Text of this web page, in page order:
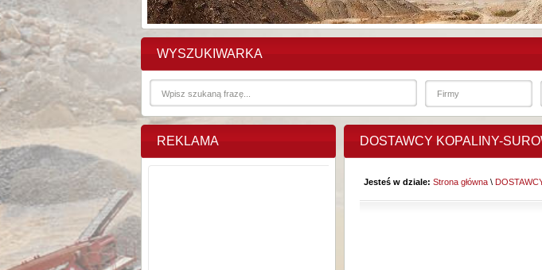
KOMPLEKSOWE ROZWIĄZANIA W ZAKRESIE OCHRONY
WYSZUKIWARKA
REKLAMA DOSTAWCY KOPALINY-
Jesteś w dziale: Strona główna \